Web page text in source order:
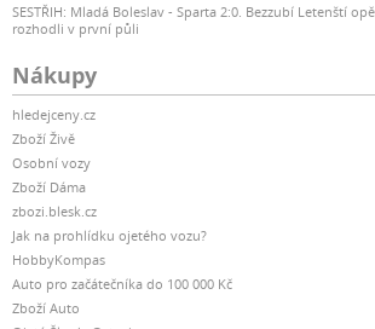
SESTŘIH: Mladá Boleslav - Sparta 2:0. Bezzubí Letenští
rozhodli v první půli
Nákupy
hledejceny.cz
Zboží Živě
Osobní vozy
Zboží Dáma
zbozi.blesk.cz
Jak na prohlídku ojetého vozu?
HobbyKompas
Auto pro začátečníka do 100 000 Kč
Zboží Auto